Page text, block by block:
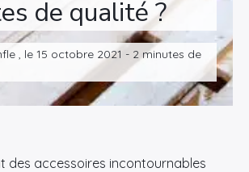
de qualité ?
, le 15 octobre 2021 - 2 minutes de
des accessoires incontournables